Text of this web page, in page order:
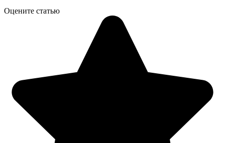
Оцените статью